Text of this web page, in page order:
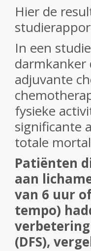
Hier de
In een
darmkanker
adjuvante
fysieke
significante
totale
Patiënten
aan
van 6 uur
tempo)
(DFS),